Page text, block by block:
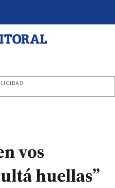
vos
huellas”